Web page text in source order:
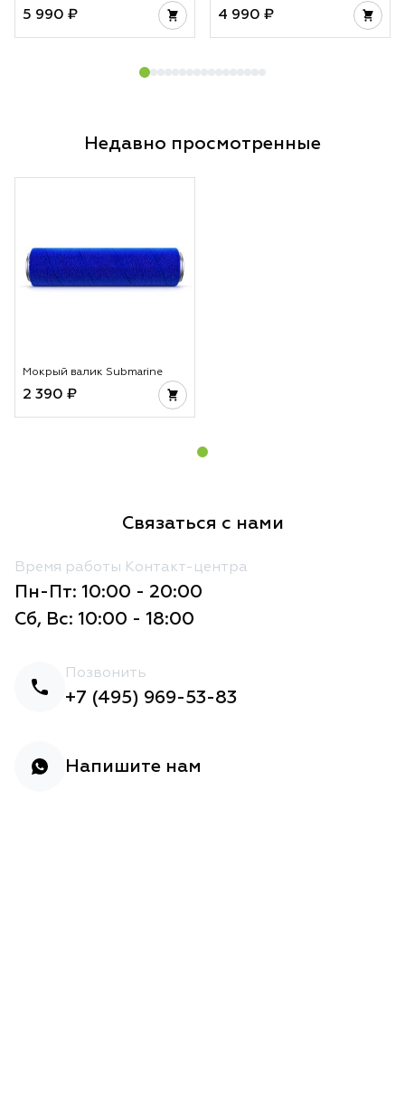
5 990 ₽ 4 990 ₽
Недавно просмотренные
Мокрый валик Submarine
2 390 ₽
Связаться с нами
Время работы Контакт-центра
Пн-Пт: 10:00 - 20:00
Сб, Вс: 10:00 - 18:00
Позвонить
+7 (495) 969-53-83
Напишите нам